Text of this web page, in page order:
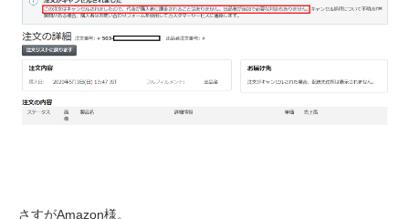
さすがAmazon様。